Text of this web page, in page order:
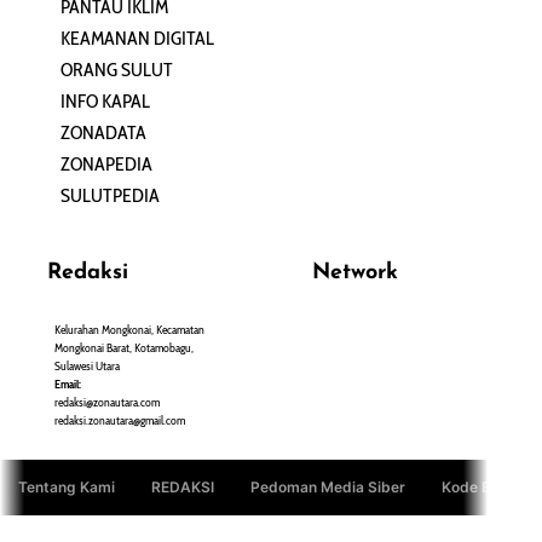
PANTAU IKLIM
KEAMANAN DIGITAL
ORANG SULUT
INFO KAPAL
ZONADATA
ZONAPEDIA
SULUTPEDIA
Redaksi
Kelurahan Mongkonai, Kecamatan
Mongkonai Barat, Kotamobagu,
Sulawesi Utara
Email:
redaksi@zonautara.com
redaksi.zonautara@gmail.com
Network
Tentang Kami REDAKSI Pedoman Media Siber Kode Etik